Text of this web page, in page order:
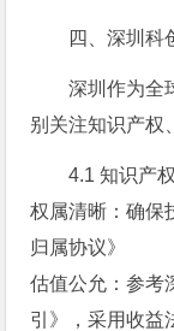
四、深圳科
深圳作为全
别关注知识产权
4.1 知识产
权属清晰：确保
归属协议》
估值公允：参考
引》，采用收益